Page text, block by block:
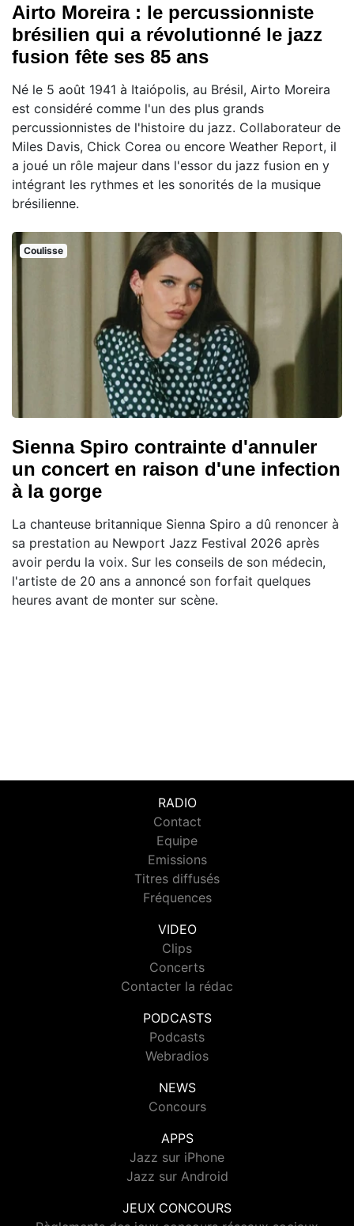
Airto Moreira : le percussionniste
brésilien qui a révolutionné le jazz
fusion fête ses 85 ans
Né le 5 août 1941 à Itaiópolis, au Brésil, Airto Moreira
est considéré comme l'un des plus grands
percussionnistes de l'histoire du jazz. Collaborateur de
Miles Davis, Chick Corea ou encore Weather Report, il
a joué un rôle majeur dans l'essor du jazz fusion en y
intégrant les rythmes et les sonorités de la musique
brésilienne.
Coulisse
Sienna Spiro contrainte d'annuler
un concert en raison d'une infection
à la gorge
La chanteuse britannique Sienna Spiro a dû renoncer à
sa prestation au Newport Jazz Festival 2026 après
avoir perdu la voix. Sur les conseils de son médecin,
l'artiste de 20 ans a annoncé son forfait quelques
heures avant de monter sur scène.
RADIO
Contact
Equipe
Emissions
Titres diffusés
Fréquences
VIDEO
Clips
Concerts
Contacter la rédac
PODCASTS
Podcasts
Webradios
NEWS
Concours
APPS
Jazz sur iPhone
Jazz sur Android
JEUX CONCOURS